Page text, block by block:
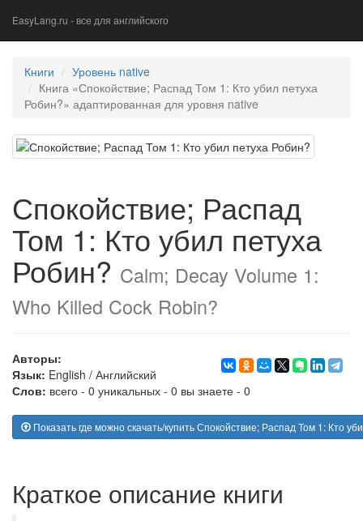
EasyLang.ru - все для английского
Книги
Уровень native
Книга «Спокойствие; Распад Том 1: Кто убил петуха
Робин?» адаптированная для уровня native
Спокойствие; Распад
Том 1: Кто убил петуха
Робин? Calm; Decay Volume 1:
Who Killed Cock Robin?
Авторы:
Язык: English / Английский
Слов: всего - 0 уникальных - 0 вы знаете - 0
Показать где можно скачать/купить Спокойствие; Распад Том 1: Кто
Краткое описание книги